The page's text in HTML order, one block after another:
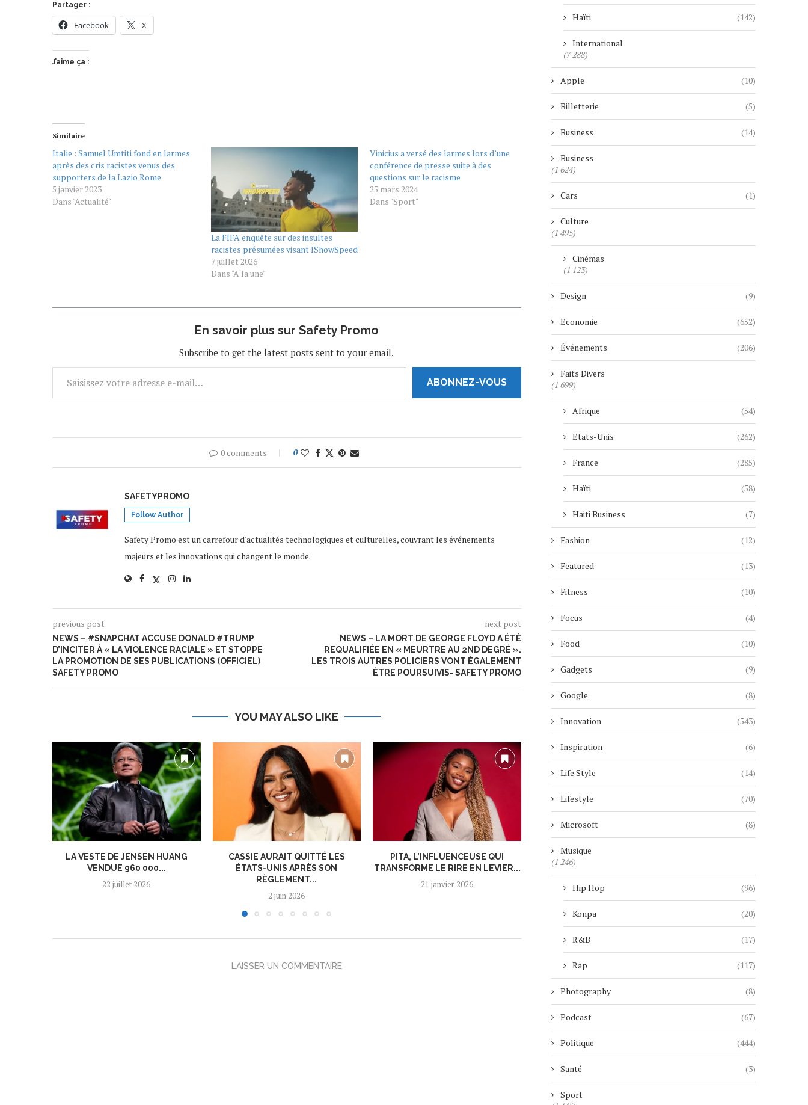
Partager :
Facebook X
J’aime ça :
Similaire
Italie : Samuel Umtiti fond en larmes
après des cris racistes venus des
supporters de la Lazio Rome
5 janvier 2023
Dans "Actualité"
La FIFA enquête sur des insultes
racistes présumées visant IShowSpeed
7 juillet 2026
Dans "A la une"
Vinicius a versé des larmes lors d’une
conférence de presse suite à des
questions sur le racisme
25 mars 2024
Dans "Sport"
En savoir plus sur Safety Promo
Subscribe to get the latest posts sent to your email.
ABONNEZ-VOUS
0 comments 0
SAFETYPROMO
Follow Author
Safety Promo est un carrefour d'actualités technologiques et culturelles, couvrant les événements
majeurs et les innovations qui changent le monde.
previous post
NEWS – #SNAPCHAT ACCUSE DONALD #TRUMP
D’INCITER À « LA VIOLENCE RACIALE » ET STOPPE
LA PROMOTION DE SES PUBLICATIONS (OFFICIEL)
SAFETY PROMO
next post
NEWS – LA MORT DE GEORGE FLOYD A ÉTÉ
REQUALIFIÉE EN « MEURTRE AU 2ND DEGRÉ ».
LES TROIS AUTRES POLICIERS VONT ÉGALEMENT
ÊTRE POURSUIVIS- SAFETY PROMO
YOU MAY ALSO LIKE
LA VESTE DE JENSEN HUANG
VENDUE 960 000...
22 juillet 2026
CASSIE AURAIT QUITTÉ LES
ÉTATS-UNIS APRÈS SON
RÈGLEMENT...
2 juin 2026
PITA, L’INFLUENCEUSE QUI
TRANSFORME LE RIRE EN LEVIER...
21 janvier 2026
CIEL DUBAI MARINA : LE PLUS
4 janvier 2026 29 novembre 2025
LAISSER UN COMMENTAIRE
Haïti (142)
International
(7 288)
Apple (10)
Billetterie (5)
Business (14)
Business
(1 624)
Cars (1)
Culture
(1 495)
Cinémas
(1 123)
Design (9)
Economie (652)
Événements (206)
Faits Divers
(1 699)
Afrique (54)
Etats-Unis (262)
France (285)
Haïti (58)
Haiti Business (7)
Fashion (12)
Featured (13)
Fitness (10)
Focus (4)
Food (10)
Gadgets (9)
Google (8)
Innovation (543)
Inspiration (6)
Life Style (14)
Lifestyle (70)
Microsoft (8)
Musique
(1 246)
Hip Hop (96)
Konpa (20)
R&B (17)
Rap (117)
Photography (8)
Podcast (67)
Politique (444)
Santé (3)
Sport